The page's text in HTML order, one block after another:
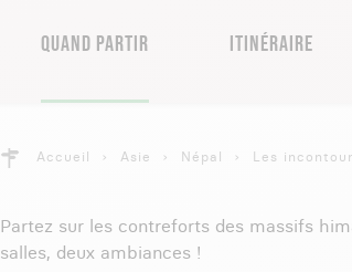
QUAND PARTIR ITINÉRAIRE
Accueil Asie Népal Les
Partez sur les contreforts des massifs
salles, deux ambiances !